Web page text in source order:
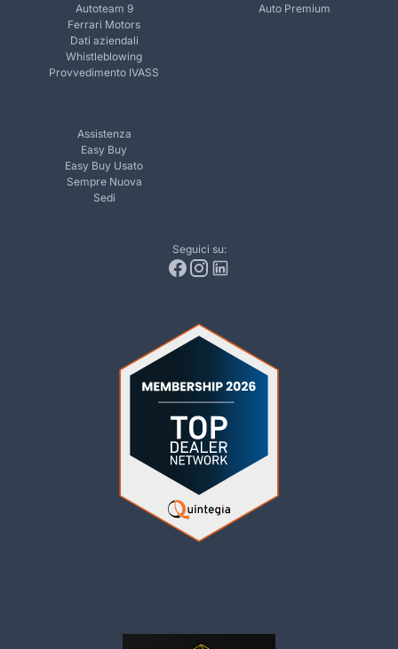
Autoteam 9
Ferrari Motors
Dati aziendali
Whistleblowing
Provvedimento IVASS
Auto Premium
Assistenza
Easy Buy
Easy Buy Usato
Sempre Nuova
Sedi
Seguici su: